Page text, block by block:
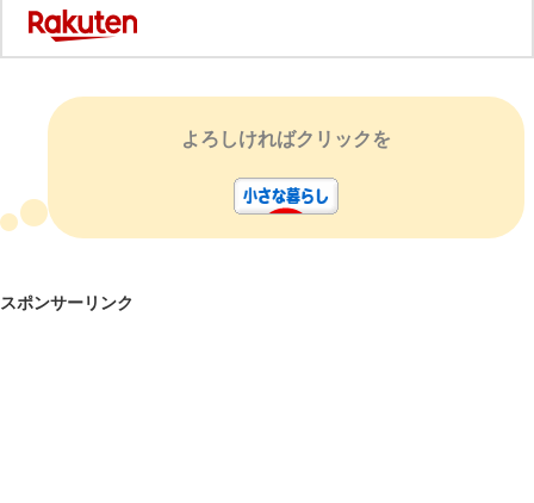
よろしければクリックを
スポンサーリンク